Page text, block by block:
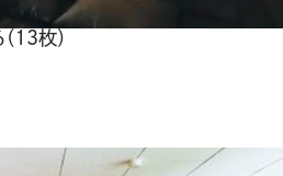
13枚）